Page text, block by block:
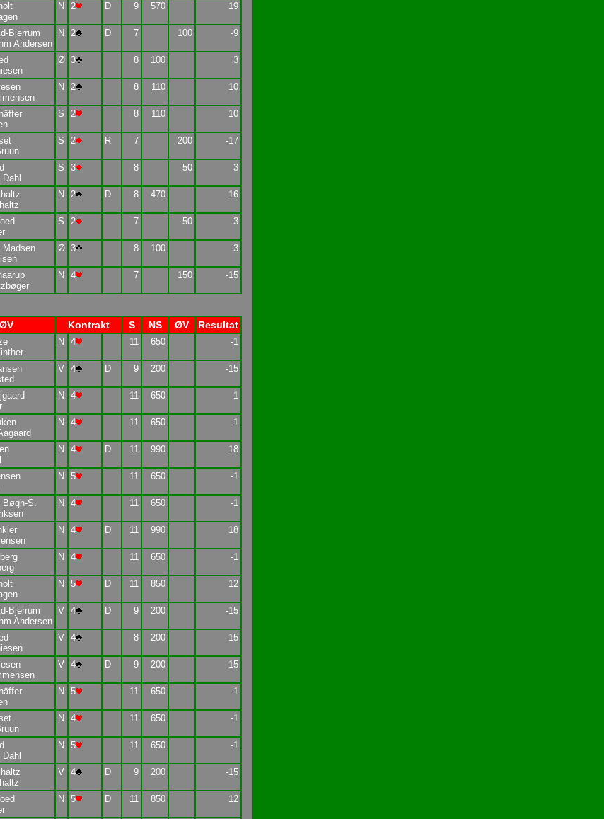
N 2 D 9 570 19
Bjerrum
Andersen
N 2 D 7 100 -9
Ø 3 8 100 3
N 2 8 110 10
S 2 8 110 10
S 2 R 7 200 -17
S 3 8 50 -3
N 2 D 8 470 16
S 2 7 50 -3
Madsen
Ø 3 8 100 3
N 4 7 150 -15
ØV Kontrakt S NS ØV Resultat
N 4 11 650 -1
V 4 D 9 200 -15
N 4 11 650 -1
N 4 11 650 -1
N 4 D 11 990 18
N 5 11 650 -1
Bøgh-S.
N 4 11 650 -1
N 4 D 11 990 18
N 4 11 650 -1
N 5 D 11 850 12
Bjerrum
Andersen
V 4 D 9 200 -15
V 4 8 200 -15
V 4 D 9 200 -15
N 5 11 650 -1
N 4 11 650 -1
N 5 11 650 -1
V 4 D 9 200 -15
N 5 D 11 850 12